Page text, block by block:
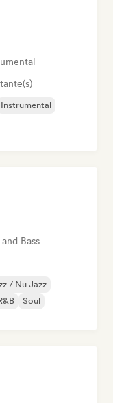
Instrumental
Bass
/ Nu Jazz
Soul